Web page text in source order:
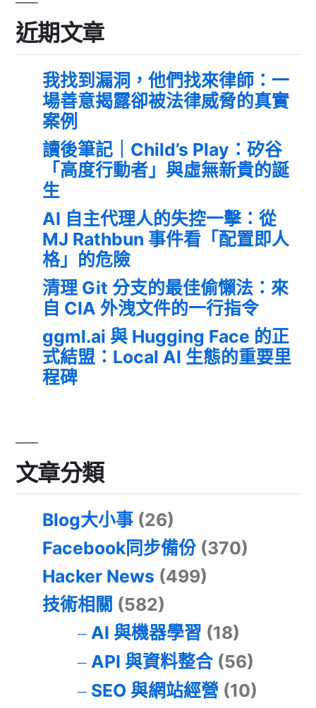
近期文章
我找到漏洞，他們找來律師：一
場善意揭露卻被法律威脅的真實
案例
讀後筆記｜Child’s Play：矽谷
「高度行動者」與虛無新貴的誕
生
AI 自主代理人的失控一擊：從
MJ Rathbun 事件看「配置即人
格」的危險
清理 Git 分支的最佳偷懶法：來
自 CIA 外洩文件的一行指令
ggml.ai 與 Hugging Face 的正
式結盟：Local AI 生態的重要里
程碑
文章分類
Blog大小事 (26)
Facebook同步備份 (370)
Hacker News (499)
技術相關 (582)
AI 與機器學習 (18)
API 與資料整合(56)
SEO 與網站經營 (10)